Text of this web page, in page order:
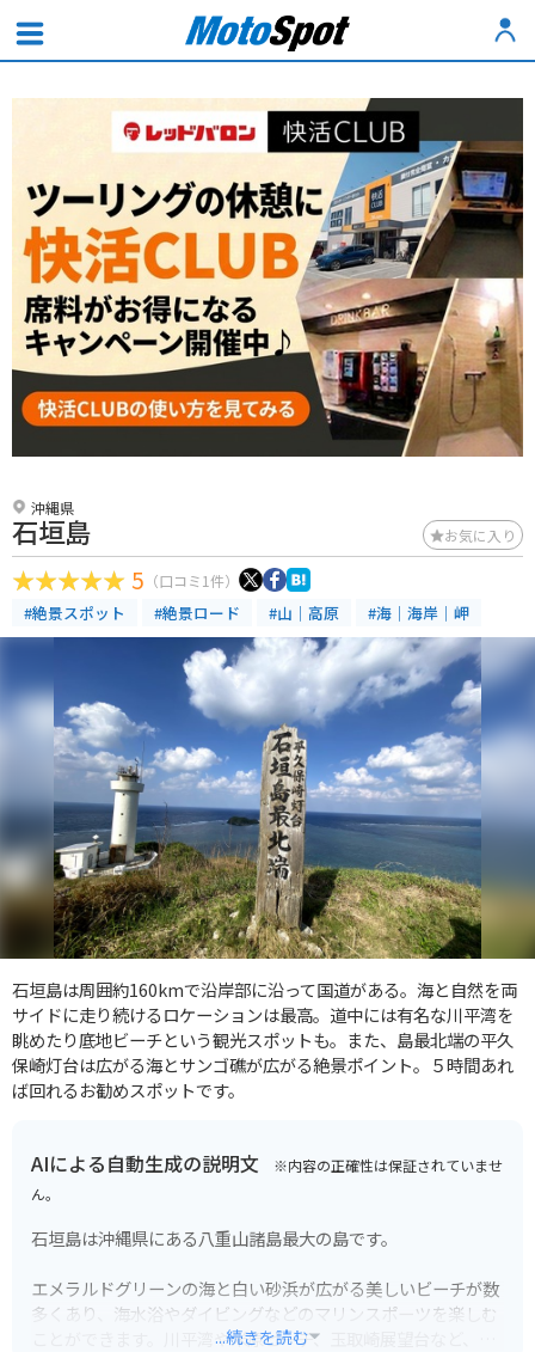
沖縄県
石垣島 お気に入り
5 （口コミ1件）
#絶景スポット #絶景ロード #山｜高原 #海｜海岸｜岬
石垣島は周囲約160kmで沿岸部に沿って国道がある。海と自然を両
サイドに走り続けるロケーションは最高。道中には有名な川平湾を
眺めたり底地ビーチという観光スポットも。また、島最北端の平久
保崎灯台は広がる海とサンゴ礁が広がる絶景ポイント。５時間あれ
ば回れるお勧めスポットです。
AIによる自動生成の説明文 ※内容の正確性は保証されていませ
ん。
石垣島は沖縄県にある八重山諸島最大の島です。
エメラルドグリーンの海と白い砂浜が広がる美しいビーチが数
多くあり、海水浴やダイビングなどのマリンスポーツを楽しむ
ことができます。川平湾や米原ビーチ、玉取崎展望台など、景
...続きを読む